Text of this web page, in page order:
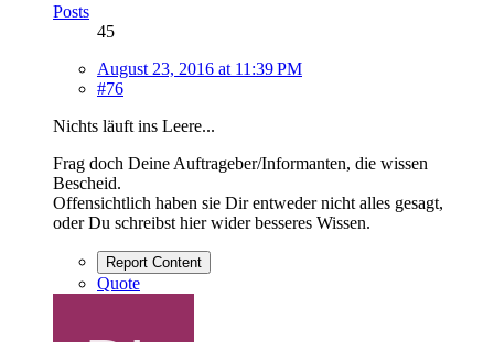
Posts
45
August 23, 2016 at 11:39 PM
#76
Nichts läuft ins Leere...
Frag doch Deine Auftrageber/Informanten, die wissen
Bescheid.
Offensichtlich haben sie Dir entweder nicht alles gesagt,
oder Du schreibst hier wider besseres Wissen.
Report Content
Quote